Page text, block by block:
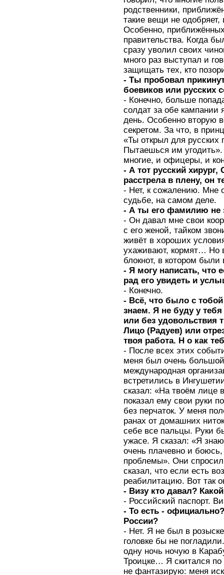
родственники,
такие вещи не одобряет,
Особенно,
правительства. Когда
сразу уволил своих
много раз выступал и
защищать тех, кто
- Ты пробовал
боевиков или русских
- Конечно, больше
солдат за обе
день. Особенно вторую
секретом. За что, в
«Ты открыл для русских
Пытаешься им
многие, и офицеры, и
- А тот русский
расстрела в плену, он
- Нет, к сожалению. Мне
судьбе, на самом деле.
- А ты его фамилию не
- Он давал мне свои
с его женой, тайком
живёт в хороших
ухаживают, кормят… Но
блокнот, в котором были
- Я могу написать, что
рад его увидеть и
- Конечно.
- Всё, что было с
знаем. Я не буду у
или без удовольствия
Лицо (Радуев) или
твоя работа. Н о как
- После всех этих
меня был очень
международная
встретились в
сказал: «На твоём лице
показал ему свои руки
без перчаток. У меня
ранах от домашних
себе все пальцы. Руки
ужасе. Я сказал: «Я
очень плачевно и
проблемы». Они
сказал, что если есть
реабилитацию. Вот так
- Визу кто давал?
- Российский паспорт.
- То есть -
России?
- Нет. Я не был в
головке бы не
одну ночь ночую в
Троицке… Я скитался
не фантазирую: меня